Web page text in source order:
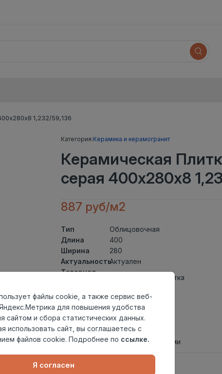
1,232/59,136
Категория:Керамика и керамогранит
Керамическая
серая 400х280х8
887 руб/м2
Тип
Облицовочная
Длина
400
Ширина
280
АктуальностьАктуален
Товарная
Керамическая Плитка
Толщина
8
Поверхность матовая
Страна
происхождения
Россия
Номер
Книга с коллекциями
Осталось
файлы cookie, а также сервис веб-
для повышения удобства
сайтом и сбора статистических данных.
использовать сайт, вы соглашаетесь с
файлов cookie. Подробнее по ссылке.
Я согласен